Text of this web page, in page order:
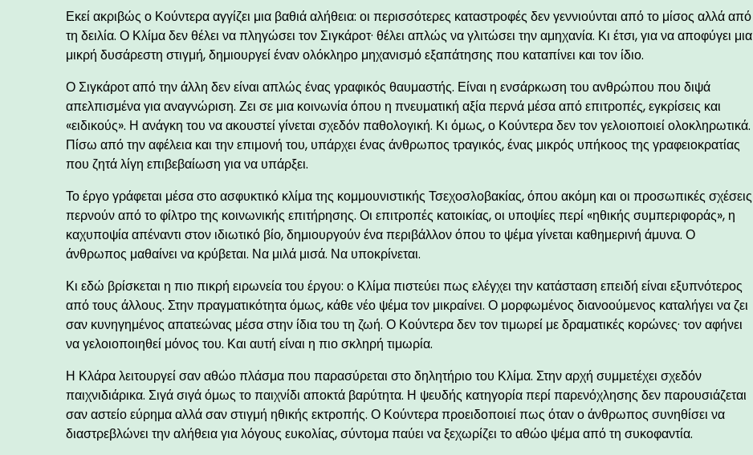
Εκεί ακριβώς ο Κούντερα αγγίζει μια βαθιά αλήθεια: οι περισσότερες καταστροφές δεν γεννιούνται από το μίσος αλλά από
τη δειλία. Ο Κλίμα δεν θέλει να πληγώσει τον Σιγκάροτ· θέλει απλώς να γλιτώσει την αμηχανία. Κι έτσι, για να αποφύγει μια
μικρή δυσάρεστη στιγμή, δημιουργεί έναν ολόκληρο μηχανισμό εξαπάτησης που καταπίνει και τον ίδιο.
Ο Σιγκάροτ από την άλλη δεν είναι απλώς ένας γραφικός θαυμαστής. Είναι η ενσάρκωση του ανθρώπου που διψά
απελπισμένα για αναγνώριση. Ζει σε μια κοινωνία όπου η πνευματική αξία περνά μέσα από επιτροπές, εγκρίσεις και
«ειδικούς». Η ανάγκη του να ακουστεί γίνεται σχεδόν παθολογική. Κι όμως, ο Κούντερα δεν τον γελοιοποιεί ολοκληρωτικά.
Πίσω από την αφέλεια και την επιμονή του, υπάρχει ένας άνθρωπος τραγικός, ένας μικρός υπήκοος της γραφειοκρατίας
που ζητά λίγη επιβεβαίωση για να υπάρξει.
Το έργο γράφεται μέσα στο ασφυκτικό κλίμα της κομμουνιστικής Τσεχοσλοβακίας, όπου ακόμη και οι προσωπικές σχέσεις
περνούν από το φίλτρο της κοινωνικής επιτήρησης. Οι επιτροπές κατοικίας, οι υποψίες περί «ηθικής συμπεριφοράς», η
καχυποψία απέναντι στον ιδιωτικό βίο, δημιουργούν ένα περιβάλλον όπου το ψέμα γίνεται καθημερινή άμυνα. Ο
άνθρωπος μαθαίνει να κρύβεται. Να μιλά μισά. Να υποκρίνεται.
Κι εδώ βρίσκεται η πιο πικρή ειρωνεία του έργου: ο Κλίμα πιστεύει πως ελέγχει την κατάσταση επειδή είναι εξυπνότερος
από τους άλλους. Στην πραγματικότητα όμως, κάθε νέο ψέμα τον μικραίνει. Ο μορφωμένος διανοούμενος καταλήγει να ζει
σαν κυνηγημένος απατεώνας μέσα στην ίδια του τη ζωή. Ο Κούντερα δεν τον τιμωρεί με δραματικές κορώνες· τον αφήνει
να γελοιοποιηθεί μόνος του. Και αυτή είναι η πιο σκληρή τιμωρία.
Η Κλάρα λειτουργεί σαν αθώο πλάσμα που παρασύρεται στο δηλητήριο του Κλίμα. Στην αρχή συμμετέχει σχεδόν
παιχνιδιάρικα. Σιγά σιγά όμως το παιχνίδι αποκτά βαρύτητα. Η ψευδής κατηγορία περί παρενόχλησης δεν παρουσιάζεται
σαν αστείο εύρημα αλλά σαν στιγμή ηθικής εκτροπής. Ο Κούντερα προειδοποιεί πως όταν ο άνθρωπος συνηθίσει να
διαστρεβλώνει την αλήθεια για λόγους ευκολίας, σύντομα παύει να ξεχωρίζει το αθώο ψέμα από τη συκοφαντία.